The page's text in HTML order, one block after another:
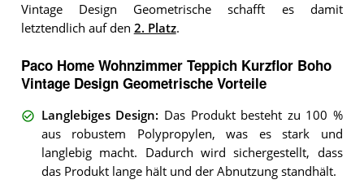
Vintage Design Geometrische schafft es damit
letztendlich auf den 2. Platz.
Paco Home Wohnzimmer Teppich Kurzflor Boho
Vintage Design Geometrische Vorteile
Langlebiges Design: Das Produkt besteht zu 100 %
aus robustem Polypropylen, was es stark und
langlebig macht. Dadurch wird sichergestellt, dass
das Produkt lange hält und der Abnutzung standhält.